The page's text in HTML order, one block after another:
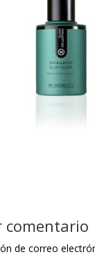
comentario
de correo